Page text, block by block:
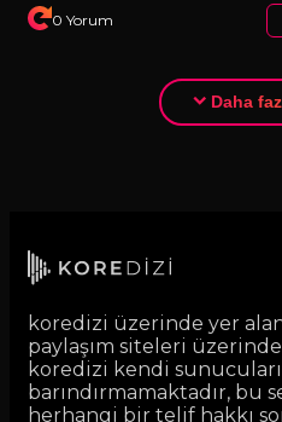
0 Yorum
Daha
koredizi üzerinde yer
paylaşım siteleri
koredizi kendi
barındırmamaktadır, bu
herhangi bir telif hakkı